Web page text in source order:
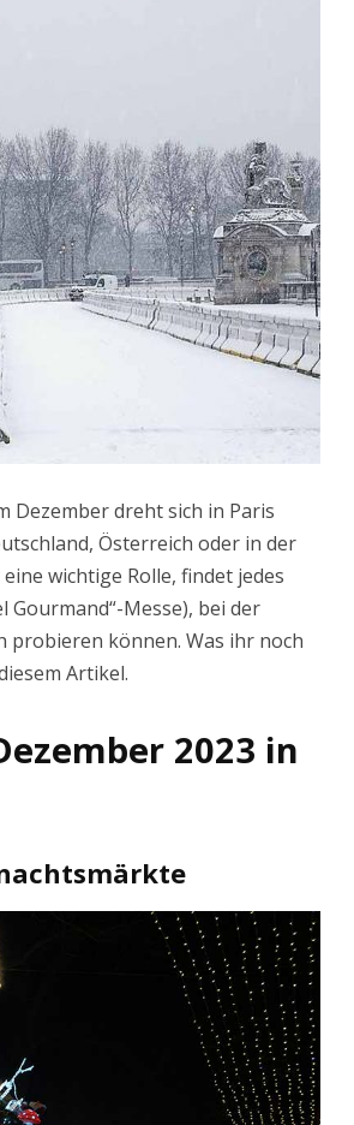
Dezember dreht sich in Paris
Österreich oder in der
wichtige Rolle, findet jedes
Gourmand“-Messe), bei der
probieren können. Was ihr noch
Artikel.
2023 in